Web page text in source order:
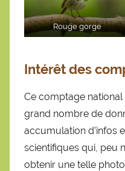
Rouge gorge
Intérêt des
Ce comptage
grand nombre de
accumulation d’infos
scientifiques qui, peu
obtenir une telle